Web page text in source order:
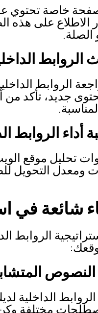
خاصة تحتوي
الاطلاع على هذه
الصلة.
الروابط
الروابط
جديد، تأكد من
أداء الروابط
تحليل موقع
ومعدل التحويل
الروابط
الداخلية
مختلفة وكن